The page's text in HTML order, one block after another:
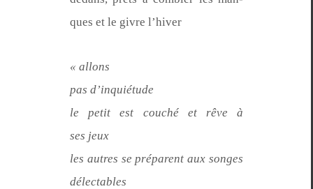
ques et le givre l’hiver
« allons
pas d’in­quié­tude
le petit est couché et rêve à
ses jeux
les autres se pré­par­ent aux songes
délectables